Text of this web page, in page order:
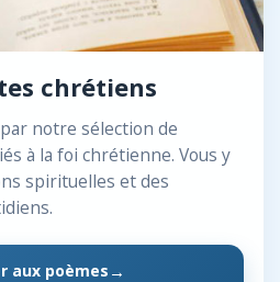
chrétiens
notre sélection de
à la foi chrétienne. Vous y
spirituelles et des
aux poèmes